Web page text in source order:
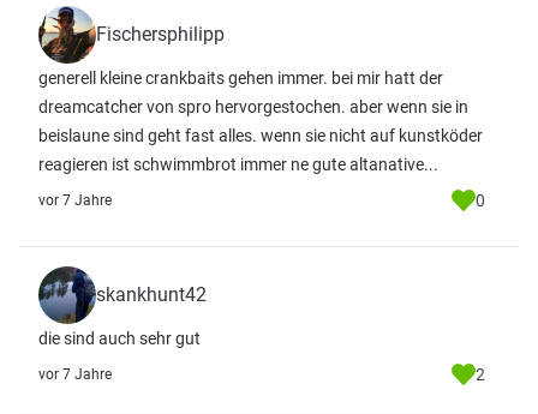
Fischersphilipp
generell kleine crankbaits gehen immer. bei mir hatt der
dreamcatcher von spro hervorgestochen. aber wenn sie in
beislaune sind geht fast alles. wenn sie nicht auf kunstköder
reagieren ist schwimmbrot immer ne gute altanative...
vor 7 Jahre 0
skankhunt42
die sind auch sehr gut
vor 7 Jahre 2